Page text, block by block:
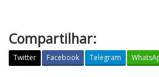
Compartilhar:
Twitter Facebook Telegram